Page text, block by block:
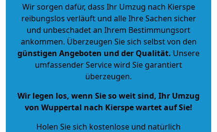
Wir sorgen dafür, dass Ihr Umzug nach Kierspe
reibungslos verläuft und alle Ihre Sachen sicher
und unbeschadet an Ihrem Bestimmungsort
ankommen. Überzeugen Sie sich selbst von den
günstigen Angeboten und der Qualität. Unsere
umfassender Service wird Sie garantiert
überzeugen.
Wir legen los, wenn Sie so weit sind, Ihr Umzug
von Wuppertal nach Kierspe wartet auf Sie!
Holen Sie sich kostenlose und natürlich